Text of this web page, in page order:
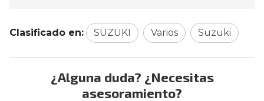
Clasificado en: SUZUKI Varios Suzuki
¿Alguna duda? ¿Necesitas
asesoramiento?